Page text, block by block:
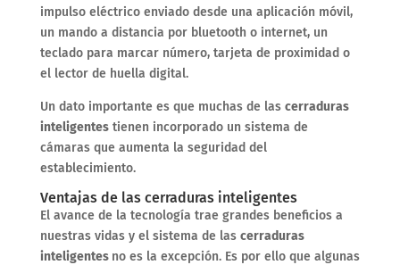
impulso eléctrico enviado desde una aplicación móvil,
un mando a distancia por bluetooth o internet, un
teclado para marcar número, tarjeta de proximidad o
el lector de huella digital.
Un dato importante es que muchas de las cerraduras
inteligentestienen incorporado un sistema de
cámaras que aumenta la seguridad del
establecimiento.
Ventajas de las cerraduras inteligentes
El avance de la tecnología trae grandes beneficios a
nuestras vidas y el sistema de las cerraduras
inteligentes no es la excepción. Es por ello que algunas